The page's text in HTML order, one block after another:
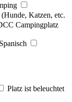
Katzen, etc.
Campingplatz
Spanisch
Platz ist beleuchtet